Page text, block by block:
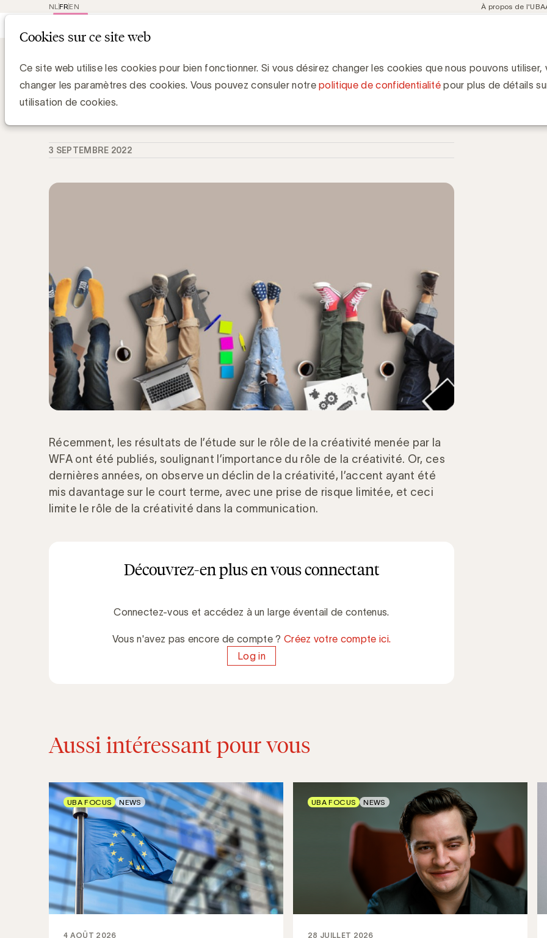
Cookies sur ce site web
Ce site web utilise les cookies pour bien fonctionner. Si vous désirez changer les cookies que nous pouvons utiliser,
changer les paramètres des cookies. Vous pouvez consuler notrepolitique de confidentialité pour plus de détails
utilisation de cookies.
EN
FR
NL
Meta
À propos de l'UBA
La créativité pour des marques fortes : les cas de Decathlon et de
Brussels Mobility
3 SEPTEMBRE 2022
Récemment, les résultats de l’étude sur le rôle de la créativité menée par la
WFA ont été publiés, soulignant l’importance du rôle de la créativité. Or, ces
dernières années, on observe un déclin de la créativité, l’accent ayant été
mis davantage sur le court terme, avec une prise de risque limitée, et ceci
limite le rôle de la créativité dans la communication.
Découvrez-en plus en vous connectant
Connectez-vous et accédez à un large éventail de contenus.
Vous n'avez pas encore de compte ? Créez votre compte ici.
Log in
Aussi intéressant pour vous
4 AOÛT 2026
UBA FOCUS NEWS
28 JUILLET 2026
UBA FOCUS NEWS